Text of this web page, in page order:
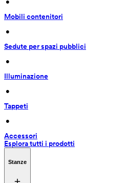
•
Mobili contenitori
•
Sedute per spazi pubblici
•
Illuminazione
•
Tappeti
•
Accessori
Esplora tutti i prodotti
Stanze